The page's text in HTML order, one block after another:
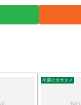
今週のタガタメ